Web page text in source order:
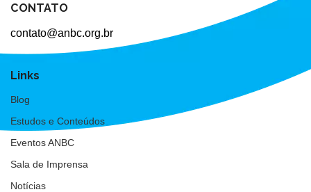
CONTATO
contato@anbc.org.br
Links
Blog
Estudos e Conteúdos
Eventos ANBC
Sala de Imprensa
Notícias